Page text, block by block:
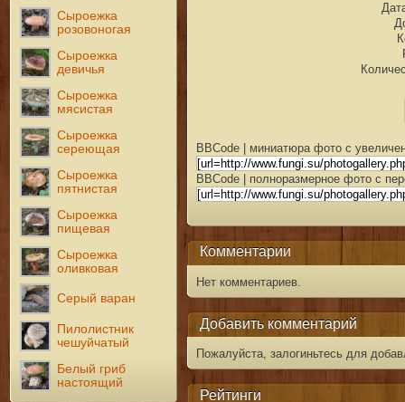
Сыроежка
розовоногая
Сыроежка
девичья
Сыроежка
мясистая
Сыроежка
сереющая
Сыроежка
пятнистая
Сыроежка
пищевая
Сыроежка
оливковая
Серый варан
Пилолистник
чешуйчатый
Белый гриб
настоящий
BBCode | миниатюра фото с
BBCode | полноразмерное фото с
Комментарии
Нет комментариев.
Добавить комментарий
Пожалуйста, залогиньтесь для
Рейтинги